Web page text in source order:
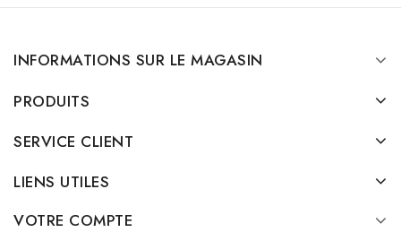
INFORMATIONS SUR LE MAGASIN
PRODUITS
SERVICE CLIENT
LIENS UTILES
VOTRE COMPTE